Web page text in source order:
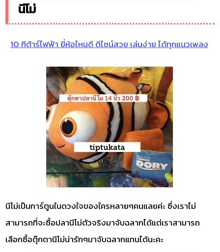
นีโม่
10 กีต้าร์ไฟฟ้า ยี่ห้อไหนดี ดีไซน์สวย เล่นง่าย ได้ทุกแนวเพลง
นีโม่เป็นการ์ตูนในดวงใจของใครหลายๆคนแลยค่ะ ซึ่งเราไม่
สามารถที่จะซื้อปลานีโม่ตัวจริงมาจับฉลากได้แต่เราสามารถ
เลือกซื้อตุ๊กตานีโม่น่ารักๆมาจับฉลากแทนได้นะคะ